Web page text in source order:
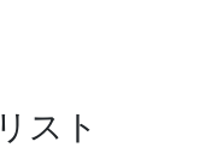
リスト